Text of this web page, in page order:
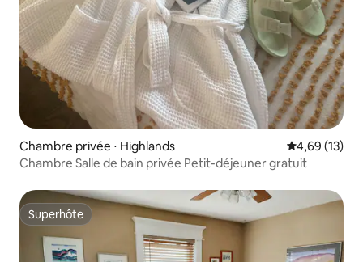
Chambre privée ⋅ Highlands Évaluation
4,69 (13)
Chambre Salle de bain privée Petit-déjeuner gratuit
Superhôte
Superhôte